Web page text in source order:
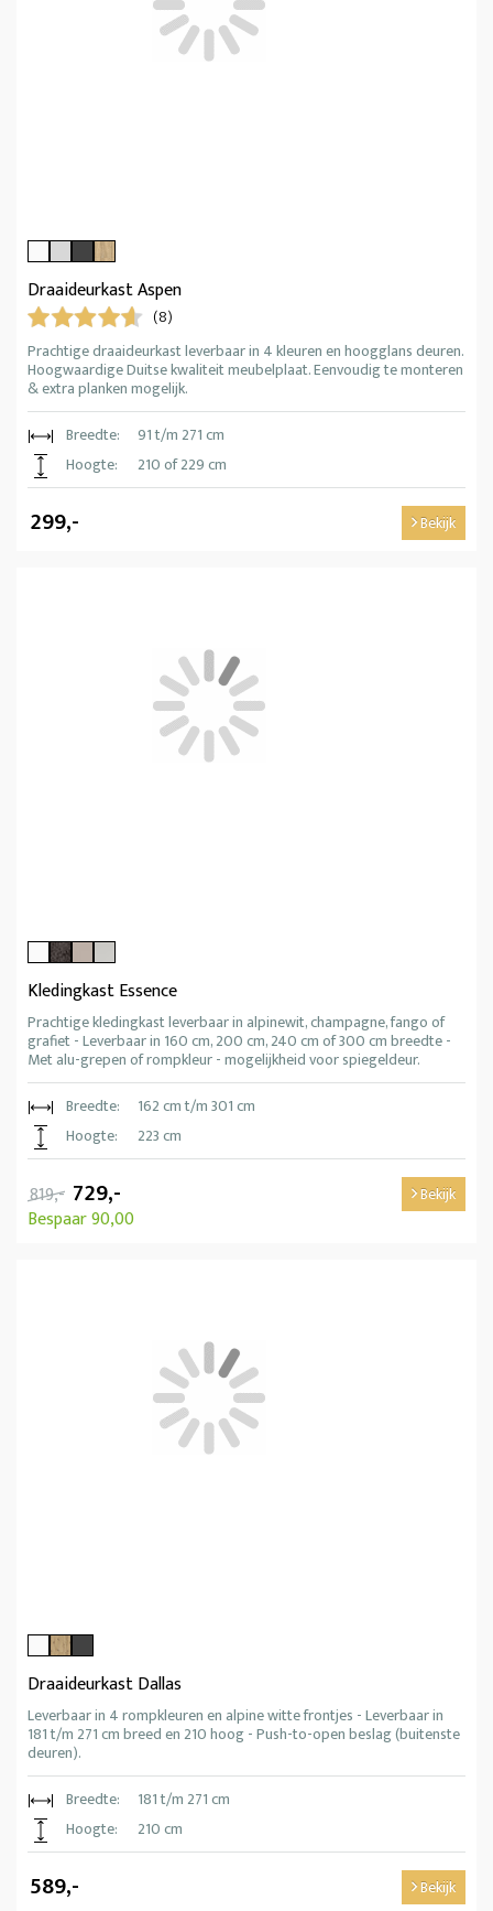
Draaideurkast Aspen
(8)
Prachtige draaideurkast leverbaar in 4 kleuren en hoogglans deuren.
Hoogwaardige Duitse kwaliteit meubelplaat. Eenvoudig te monteren
& extra planken mogelijk.
Breedte:
91 t/m 271 cm
Hoogte:
210 of 229 cm
299,- Bekijk
Kledingkast Essence
Prachtige kledingkast leverbaar in alpinewit, champagne, fango of
grafiet - Leverbaar in 160 cm, 200 cm, 240 cm of 300 cm breedte -
Met alu-grepen of rompkleur - mogelijkheid voor spiegeldeur.
Breedte:
162 cm t/m 301 cm
Hoogte:
223 cm
819,- 729,-
Bespaar 90,00
Bekijk
Draaideurkast Dallas
Leverbaar in 4 rompkleuren en alpine witte frontjes - Leverbaar in
181 t/m 271 cm breed en 210 hoog - Push-to-open beslag (buitenste
deuren).
Breedte:
181 t/m 271 cm
Hoogte:
210 cm
589,- Bekijk